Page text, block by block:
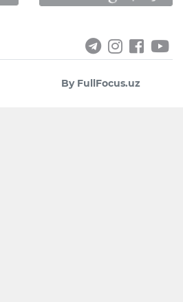
By FullFocus.uz